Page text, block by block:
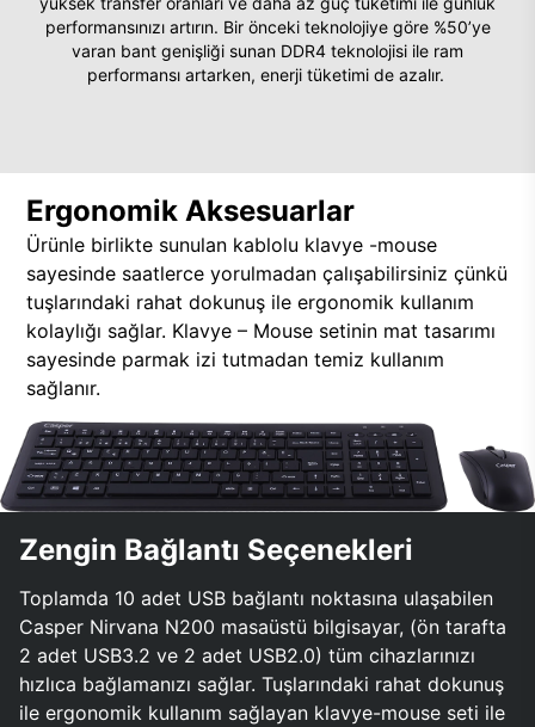
performansınızı artırın. Bir önceki teknolojiye göre %50’ye
varan bant genişliği sunan DDR4 teknolojisi ile ram
performansı artarken, enerji tüketimi de azalır.
Ergonomik Aksesuarlar
Ürünle birlikte sunulan kablolu klavye -mouse
sayesinde saatlerce yorulmadan çalışabilirsiniz çünkü
tuşlarındaki rahat dokunuş ile ergonomik kullanım
kolaylığı sağlar. Klavye – Mouse setinin mat tasarımı
sayesinde parmak izi tutmadan temiz kullanım
sağlanır.
Zengin Bağlantı Seçenekleri
Toplamda 10 adet USB bağlantı noktasına ulaşabilen
Casper Nirvana N200 masaüstü bilgisayar, (ön tarafta
2 adet USB3.2 ve 2 adet USB2.0) tüm cihazlarınızı
hızlıca bağlamanızı sağlar. Tuşlarındaki rahat dokunuş
ile ergonomik kullanım sağlayan klavye-mouse seti ile